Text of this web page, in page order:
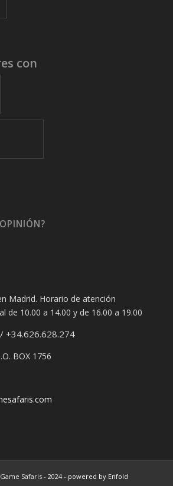
con
Madrid. Horario de atención
de 10.00 a 14.00 y de 16.00 a 19.00
+34.626.628.274
BOX 1756
Safaris - 2024 - powered by Enfold